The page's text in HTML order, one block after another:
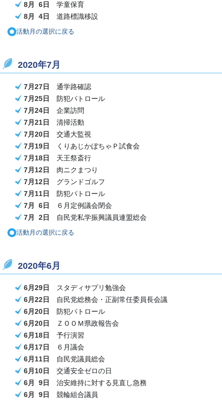
8月 6日 学童保育
8月 4日 道路標識移設
活動月の選択に戻る
2020年7月
7月27日 通学路確認
7月25日 防犯パトロール
7月24日 企業訪問
7月21日 清掃活動
7月20日 交通大監視
7月19日
くりあじかぼちゃ Ｐ試食会
7月18日 天王祭斎行
7月12日 肉ニクまつり
7月12日 グランドゴルフ
7月11日 防犯パトロール
7月 6日
６月定例議会閉会
7月 2日
自民党私学振興議員連盟総会
活動月の選択に戻る
2020年6月
6月29日
スタディサプリ勉強会
6月22日
自民党総務会・正副常任委員長会議
6月20日 防犯パトロール
6月20日
ＺＯＯＭ県政報告会
6月18日 予行演習
6月17日
６月議会
6月11日
自民党議員総会
6月10日 交通安全ゼロの日
6月 9日 治安維持に対する見直し急務
6月 9日 競輪組合議員